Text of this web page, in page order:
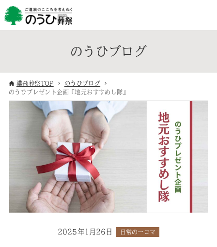
のうひブログ
濃飛葬祭TOP
のうひブログ
のうひプレゼント企画『地元おすすめし隊』
2025年1月26日 日常の一コマ